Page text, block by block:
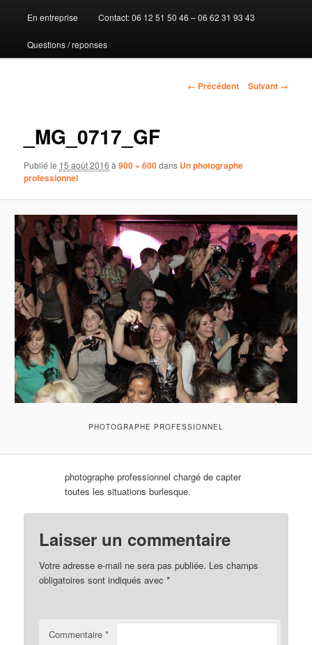
au
contenu
En entreprise Contact: 06 12 51 50 46 – 06 62 31 93 43
Questions / reponses
Navigation
← Précédent Suivant →
_MG_0717_GF
Publié le 15 août 2016 à900 × 600dans Un photographe
professionnel
PHOTOGRAPHE PROFESSIONNEL
photographe professionnel chargé de capter
toutes les situations burlesque.
Laisser un commentaire
Votre adresse e-mail ne sera pas publiée. Les champs
obligatoires sont indiqués avec*
Commentaire*